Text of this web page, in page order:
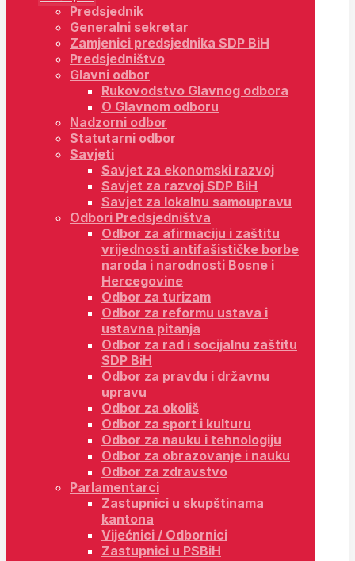
Predsjednik
Generalni sekretar
Zamjenici predsjednika SDP BiH
Predsjedništvo
Glavni odbor
Rukovodstvo Glavnog odbora
O Glavnom odboru
Nadzorni odbor
Statutarni odbor
Savjeti
Savjet za ekonomski razvoj
Savjet za razvoj SDP BiH
Savjet za lokalnu samoupravu
Odbori Predsjedništva
Odbor za afirmaciju i zaštitu
vrijednosti antifašističke borbe
naroda i narodnosti Bosne i
Hercegovine
Odbor za turizam
Odbor za reformu ustava i
ustavna pitanja
Odbor za rad i socijalnu zaštitu
SDP BiH
Odbor za pravdu i državnu
upravu
Odbor za okoliš
Odbor za sport i kulturu
Odbor za nauku i tehnologiju
Odbor za obrazovanje i nauku
Odbor za zdravstvo
Parlamentarci
Zastupnici u skupštinama
kantona
Vijećnici / Odbornici
Zastupnici u PSBiH